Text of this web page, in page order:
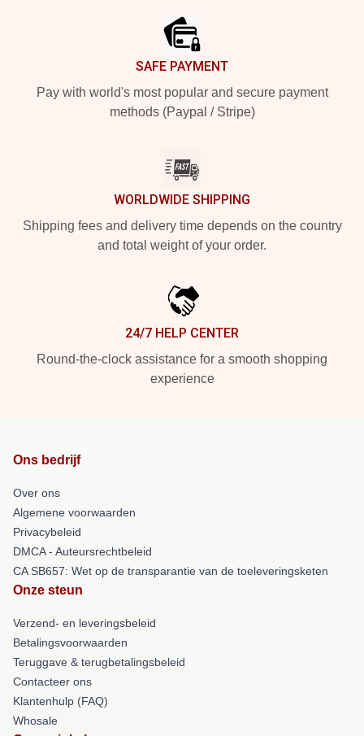
SAFE PAYMENT
Pay with world's most popular and secure payment
methods (Paypal / Stripe)
WORLDWIDE SHIPPING
Shipping fees and delivery time depends on the country
and total weight of your order.
24/7 HELP CENTER
Round-the-clock assistance for a smooth shopping
experience
Ons bedrijf
Over ons
Algemene voorwaarden
Privacybeleid
DMCA - Auteursrechtbeleid
CA SB657: Wet op de transparantie van de toeleveringsketen
Onze steun
Verzend- en leveringsbeleid
Betalingsvoorwaarden
Teruggave & terugbetalingsbeleid
Contacteer ons
Klantenhulp (FAQ)
Whosale